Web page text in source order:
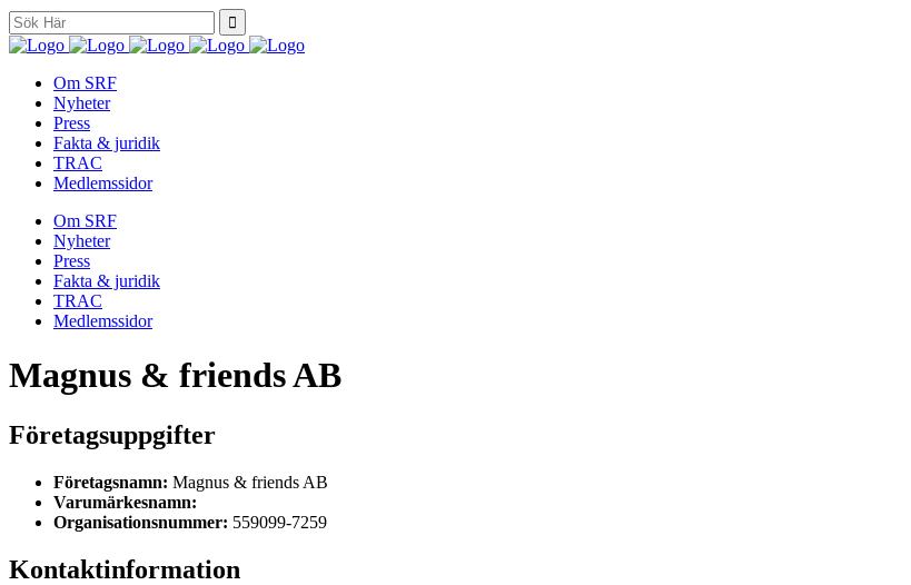
Search
for:
Om SRF
Nyheter
Press
Fakta & juridik
TRAC
Medlemssidor
Om SRF
Nyheter
Press
Fakta & juridik
TRAC
Medlemssidor
Magnus & friends AB
Företagsuppgifter
Företagsnamn: Magnus & friends AB
Varumärkesnamn:
Organisationsnummer: 559099-7259
Kontaktinformation